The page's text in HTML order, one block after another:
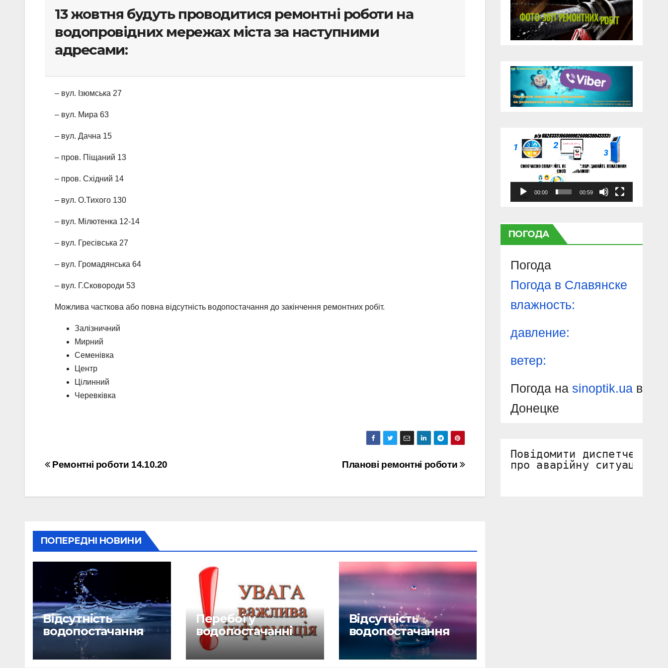
13 жовтня будуть проводитися ремонтні роботи на
водопровідних мережах міста за наступними
адресами:
– вул. Ізюмська 27
– вул. Мира 63
– вул. Дачна 15
– пров. Піщаний 13
– пров. Східний 14
– вул. О.Тихого 130
– вул. Мілютенка 12-14
– вул. Гресівська 27
– вул. Громадянська 64
– вул. Г.Сковороди 53
Можлива часткова або повна відсутність водопостачання до закінчення ремонтних робіт.
Залізничний
Мирний
Семенівка
Центр
Цілинний
Черевківка
Навігація
Планові ремонтні роботи
Ремонтні роботи 14.10.20
ПОПЕРЕДНІ НОВИНИ
Відсутність
водопостачання
29.06.26
Перебої у
водопостачанні
28.06.26
Відсутність
водопостачання
27.04.26
Відеопрогравач
00:00 00:59
ПОГОДА
Погода
Погода в Славянске
влажность:
давление:
ветер:
Погода на sinoptik.uaв
Донецке
Повідомити диспетчеру
про аварійну ситуацію.